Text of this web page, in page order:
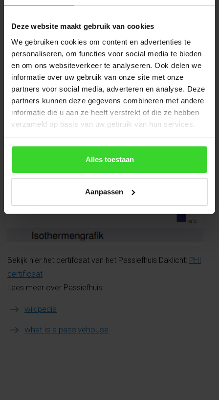
Deze website maakt gebruik van cookies
We gebruiken cookies om content en advertenties te
personaliseren, om functies voor social media te bieden
en om ons websiteverkeer te analyseren. Ook delen we
informatie over uw gebruik van onze site met onze
partners voor social media, adverteren en analyse. Deze
partners kunnen deze gegevens combineren met andere
informatie die u aan ze heeft verstrekt of die ze hebben
verzameld op basis van uw gebruik van hun services.
Alles toestaan
Aanpassen
Vlakkelichtkoepel heeft een waarde van:
U 0,73 W/(m 2
Bekijk hier het certifcaat van het Passiefhuis Daklicht: PHI
certificaat
Lees meer over Passiefhuis:
wikipedia
what is a passivehouse